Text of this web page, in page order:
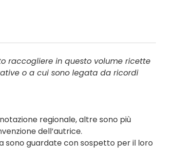
raccogliere in questo volume ricette
o a cui sono legata da ricordi
regionale, altre sono più
dell’autrice.
guardate con sospetto per il loro